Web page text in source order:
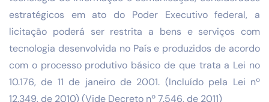
estratégicos em ato do Poder Executivo federal, a
licitação poderá ser restrita a bens e serviços com
tecnologia desenvolvida no País e produzidos de acordo
com o processo produtivo básico de que trata a Lei no
10.176, de 11 de janeiro de 2001. (Incluído pela Lei nº
12.349, de 2010) (Vide Decreto nº 7.546, de 2011)